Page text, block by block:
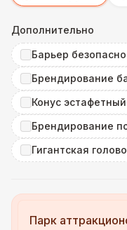
Дополнительно
Барьер
Брендирование
Конус эстафетный
Брендирование
Гигантская
Парк